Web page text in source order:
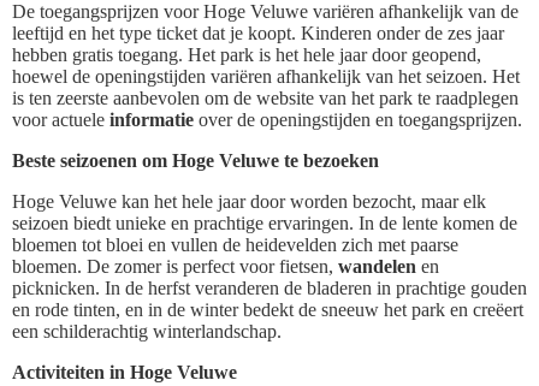
De toegangsprijzen voor Hoge Veluwe variëren afhankelijk van de
leeftijd en het type ticket dat je koopt. Kinderen onder de zes jaar
hebben gratis toegang. Het park is het hele jaar door geopend,
hoewel de openingstijden variëren afhankelijk van het seizoen. Het
is ten zeerste aanbevolen om de website van het park te raadplegen
voor actuele informatie over de openingstijden en toegangsprijzen.
Beste seizoenen om Hoge Veluwe te bezoeken
Hoge Veluwe kan het hele jaar door worden bezocht, maar elk
seizoen biedt unieke en prachtige ervaringen. In de lente komen de
bloemen tot bloei en vullen de heidevelden zich met paarse
bloemen. De zomer is perfect voor fietsen, wandelen en
picknicken. In de herfst veranderen de bladeren in prachtige gouden
en rode tinten, en in de winter bedekt de sneeuw het park en creëert
een schilderachtig winterlandschap.
Activiteiten in Hoge Veluwe